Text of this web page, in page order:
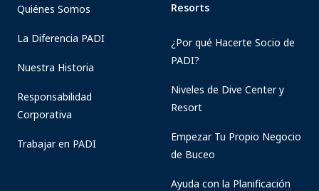
Quiénes Somos
La Diferencia PADI
Nuestra Historia
Responsabilidad
Corporativa
Trabajar en PADI
Resorts
¿Por qué Hacerte Socio de
PADI?
Niveles de Dive Center y
Resort
Empezar Tu Propio Negocio
de Buceo
Ayuda con la Planificación